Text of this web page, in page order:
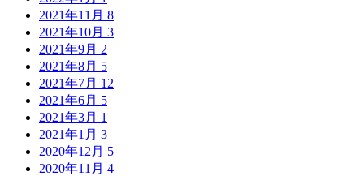
2021年11月 8
2021年10月 3
2021年9月 2
2021年8月 5
2021年7月 12
2021年6月 5
2021年3月 1
2021年1月 3
2020年12月 5
2020年11月 4